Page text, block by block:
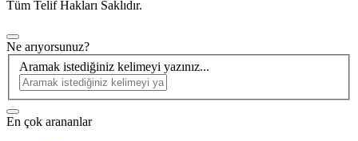
Tüm Telif Hakları Saklıdır.
Ne arıyorsunuz?
Aramak istediğiniz kelimeyi yazınız...
En çok arananlar